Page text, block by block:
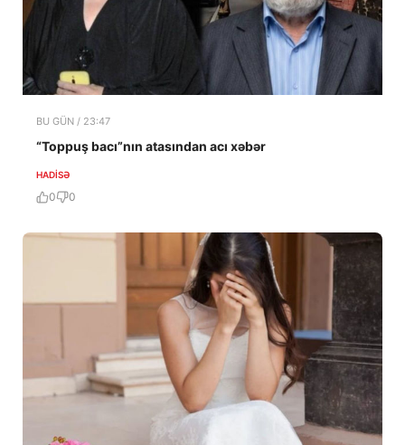
BU GÜN / 23:47
“Toppuş bacı”nın atasından acı xəbər
HADISƏ
0 0